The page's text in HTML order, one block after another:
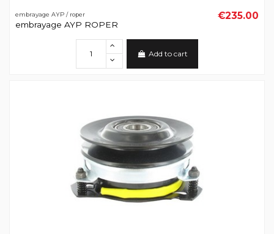
embrayage AYP / roper
embrayage AYP ROPER
€235.00
Add to cart